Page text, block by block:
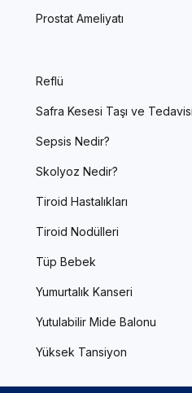
Prostat Ameliyatı
Reflü
Safra Kesesi Taşı ve Tedavisi
Sepsis Nedir?
Skolyoz Nedir?
Tiroid Hastalıkları
Tiroid Nodülleri
Tüp Bebek
Yumurtalık Kanseri
Yutulabilir Mide Balonu
Yüksek Tansiyon